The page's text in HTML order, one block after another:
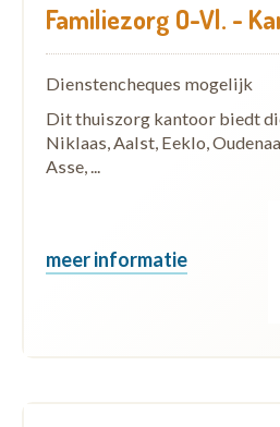
Familiezorg O-Vl. -
Dienstencheques mogelijk
Dit thuiszorg kantoor biedt
Niklaas, Aalst, Eeklo,
Asse, ...
meer informatie